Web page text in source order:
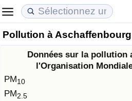
Pollution à Aschaffenbourg
Données sur la pollution
l'Organisation
PM10
PM2.5
Coût de la vie
Indice du Coût de la Vie
Indice du Coût de la Vie
Prix de l'immobilier
Indice des Prix de l'immobilier
Indice des Prix de l'immobilier
Qualité de Vie
Indice de Qualité de Vie
Indice de Qualité de Vie (Actuel)